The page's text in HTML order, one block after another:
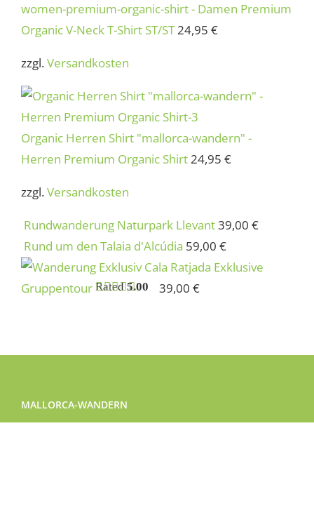
women-premium-organic-shirt - Damen Premium
Organic V-Neck T-Shirt ST/ST24,95 €
zzgl.Versandkosten
Organic Herren Shirt "mallorca-wandern" -
Herren Premium Organic Shirt24,95 €
zzgl.Versandkosten
Rundwanderung Naturpark Llevant39,00 €
Rund um den Talaia d'Alcúdia 59,00 €
Exklusive
Gruppentour Rated5.00
39,00 €
MALLORCA-WANDERN